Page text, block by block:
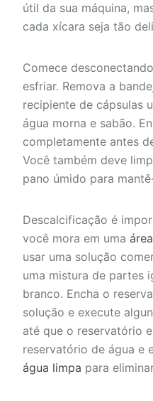
útil da sua máquina,
cada xícara seja tão
Comece
esfriar. Remova a
recipiente de cápsulas
água morna e sabão.
completamente antes
Você também deve
pano úmido para
Descalcificação é
você mora em uma
usar uma solução
uma mistura de partes
branco. Encha o
solução e execute
até que o reservatório
reservatório de água e
água limpa para